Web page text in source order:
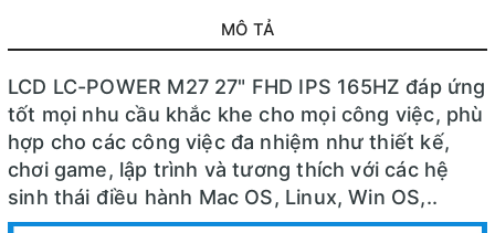
MÔ TẢ
LCD LC-POWER M27 27" FHD IPS 165HZ đáp ứng
tốt mọi nhu cầu khắc khe cho mọi công việc, phù
hợp cho các công việc đa nhiệm như thiết kế,
chơi game, lập trình và tương thích với các hệ
sinh thái điều hành Mac OS, Linux, Win OS,..